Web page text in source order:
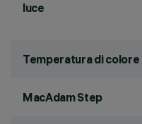
luce
Temperatura di colore
MacAdam Step